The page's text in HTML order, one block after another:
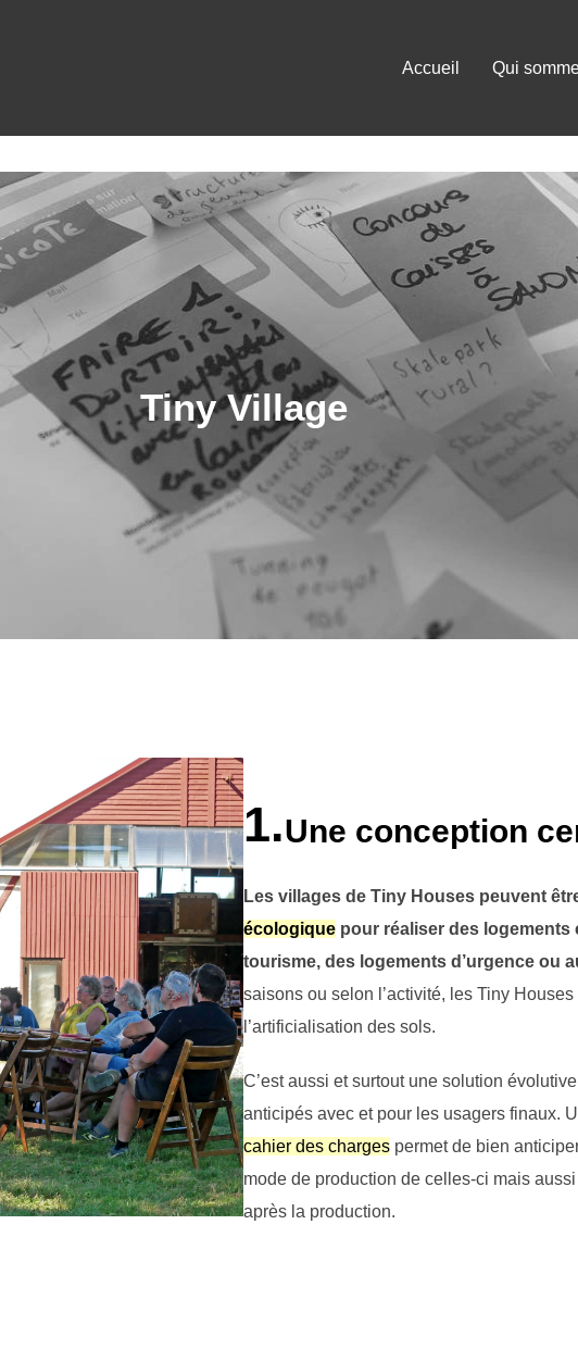
Accueil Qui
Tiny Village
1.Une conception
Les villages de Tiny Houses peuvent
écologique pour réaliser des
tourisme, des logements d’urgence ou
saisons ou selon l’activité, les Tiny
l’artificialisation des sols.
C’est aussi et surtout une solution
anticipés avec et pour les usagers finaux.
cahier des charges permet de bien
mode de production de celles-ci mais
après la production.